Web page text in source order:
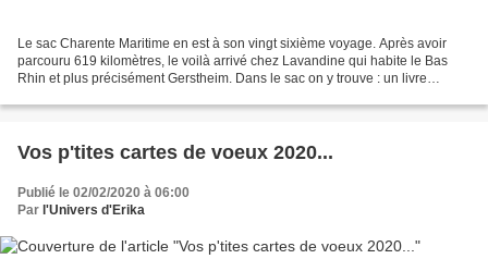
Le sac Charente Maritime en est à son vingt sixième voyage. Après avoir
parcouru 619 kilomètres, le voilà arrivé chez Lavandine qui habite le Bas
Rhin et plus précisément Gerstheim. Dans le sac on y trouve : un livre
Vos p'tites cartes de voeux 2020...
Publié le 02/02/2020 à 06:00
Par l'Univers d'Erika